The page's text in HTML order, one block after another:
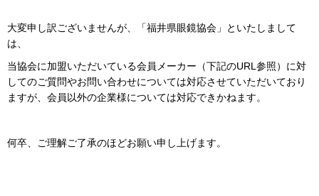
大変申し訳ございませんが、「福井県眼鏡協会」といたしまして
は、
当協会に加盟いただいている会員メーカー（下記のURL参照）に対
してのご質問やお問い合わせについては対応させていただいており
ますが、会員以外の企業様については対応できかねます。
何卒、ご理解ご了承のほどお願い申し上げます。